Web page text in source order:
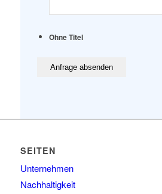
Ohne Titel
SEITEN
Unternehmen
Nachhaltigkeit